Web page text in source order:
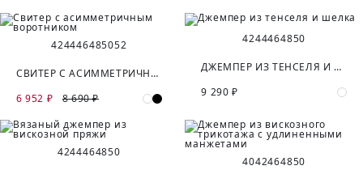
424446485052
СВИТЕР С АСИММЕТРИЧНЫМ ВОРОТНИКОМ
6 952 ₽
8 690 ₽
4244464850
ДЖЕМПЕР ИЗ ТЕНСЕЛЯ И ШЕЛКА
9 290 ₽
4244464850
4042464850